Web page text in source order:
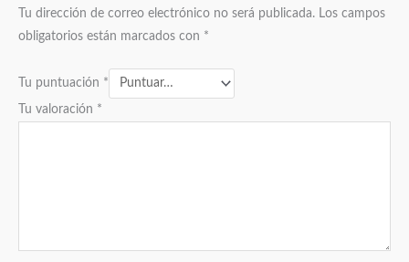
Tu dirección de correo electrónico no será publicada. Los campos
obligatorios están marcados con *
Tu puntuación *
Tu valoración *